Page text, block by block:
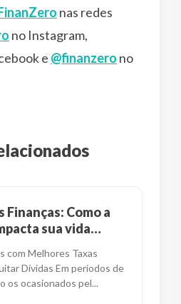
nas redes
no Instagram,
e @finanzero no
Finanças: Como a
sua vida
com Melhores Taxas
Dívidas Em períodos de
os ocasionados pel...